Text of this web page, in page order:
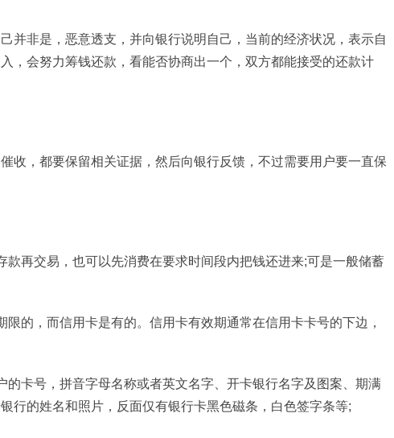
并非是，恶意透支，并向银行说明自己，当前的经济状况，表示自
，会努力筹钱还款，看能否协商出一个，双方都能接受的还款计
收，都要保留相关证据，然后向银行反馈，不过需要用户要一直保
款再交易，也可以先消费在要求时间段内把钱还进来;可是一般储蓄
的，而信用卡是有的。信用卡有效期通常在信用卡卡号的下边，
的卡号，拼音字母名称或者英文名字、开卡银行名字及图案、期满
行的姓名和照片，反面仅有银行卡黑色磁条，白色签字条等;